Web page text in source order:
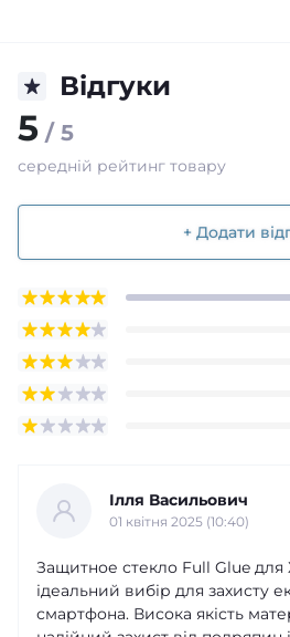
Відгуки
5 / 5
середній рейтинг товару
+ Додати
Ілля Васильович
01 квітня 2025 (10:40)
Защитное стекло Full Glue
ідеальний вибір для захисту
смартфона. Висока якість